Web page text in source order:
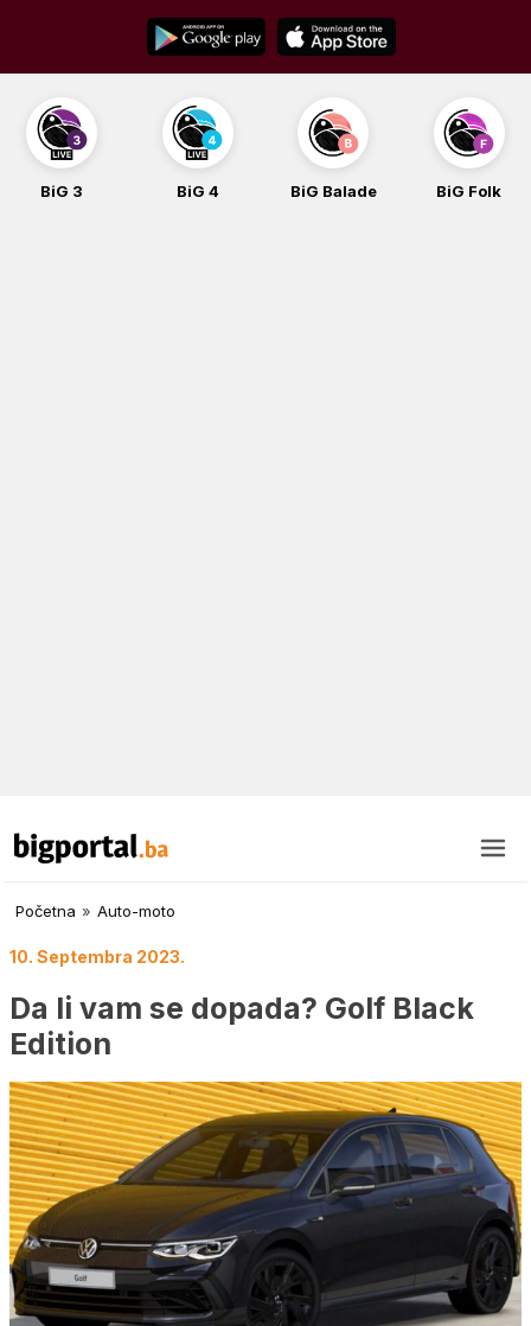
content
BiG Balade BiG Folk
Početna » Auto-moto
10. Septembra 2023.
Da li vam se dopada? Golf Black
Edition